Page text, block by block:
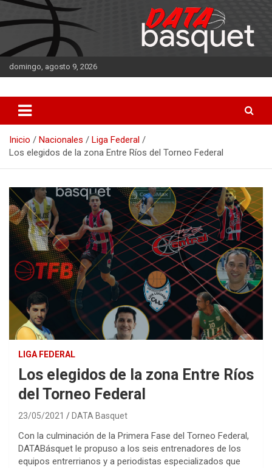
Saltar
al
contenido
domingo, agosto 9, 2026
DATA Basquet
Inicio Nacionales
Liga Federal
Los elegidos de la zona Entre Ríos del Torneo Federal
LIGA FEDERAL
Los elegidos de la zona Entre Ríos
del Torneo Federal
23/05/2021 DATA Basquet
Con la culminación de la Primera Fase del Torneo Federal,
DATABásquet le propuso a los seis entrenadores de los
equipos entrerrianos y a periodistas especializados que